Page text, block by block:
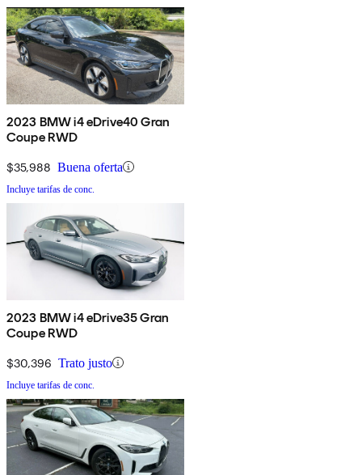
2023 BMW i4 eDrive40 Gran
Coupe RWD
$35,988 Buena oferta
Incluye tarifas de conc.
2023 BMW i4 eDrive35 Gran
Coupe RWD
$30,396 Trato justo
Incluye tarifas de conc.